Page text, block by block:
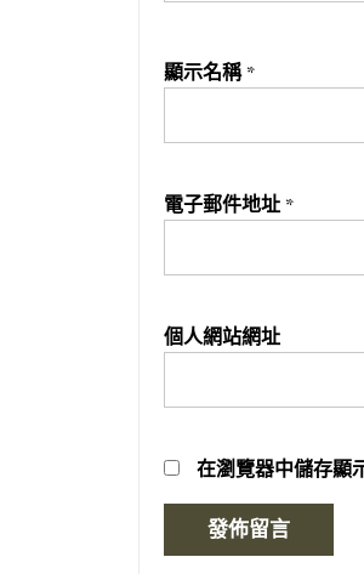
顯示名稱 *
電子郵件地址 *
個人網站網址
在瀏覽器中儲存顯